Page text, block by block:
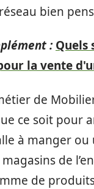
bien
: Quels
la vente
de
ce soit pour
à manger ou
de
de